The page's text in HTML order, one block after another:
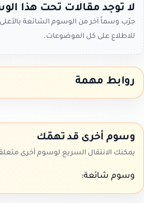
لا توجد مقالات تحت هذا
جرّب وسماً آخر من الوسوم الشائعة بالأعلى،
للاطلاع على كل الموضوعات.
روابط مهمة
وسوم أخرى قد تهمّك
يمكنك الانتقال السريع لوسوم أخرى
وسوم شائعة: